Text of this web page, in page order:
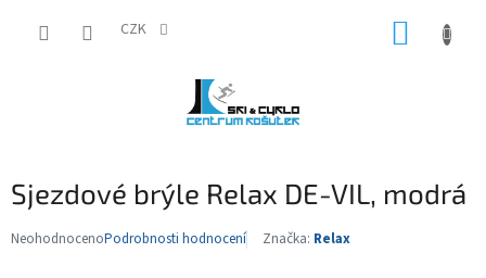
CZK
Sjezdové brýle Relax DE-VIL, modrá
Průměrné
NeohodnocenoPodrobnosti hodnocení Značka: Relax